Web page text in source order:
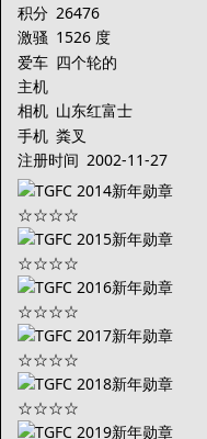
积分 26476
激骚 1526 度
爱车 四个轮的
主机
相机 山东红富士
手机 粪叉
注册时间 2002-11-27